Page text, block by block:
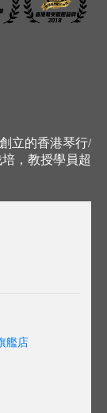
立的香港琴行/
，教授學員超
艦店